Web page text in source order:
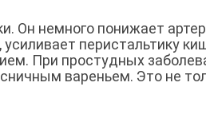
Он немного понижает
перистальтику
При простудных
вареньем. Это не